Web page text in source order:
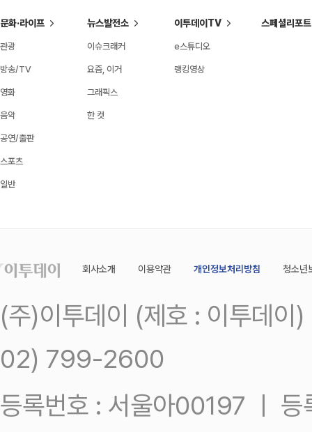
문화·라이프
관광
방송/TV
영화
음악
공연/출판
스포츠
일반
뉴스발전소
이슈크래커
요즘, 이거
그래픽스
한 컷
이투데이TV
e스튜디오
랭킹영상
스페셜리포트
회사소개 이용약관 개인정보처리방침 청소년
(주)이투데이 (제호 : 이투데
02) 799-2600
등록번호 : 서울아00197 ㅣ